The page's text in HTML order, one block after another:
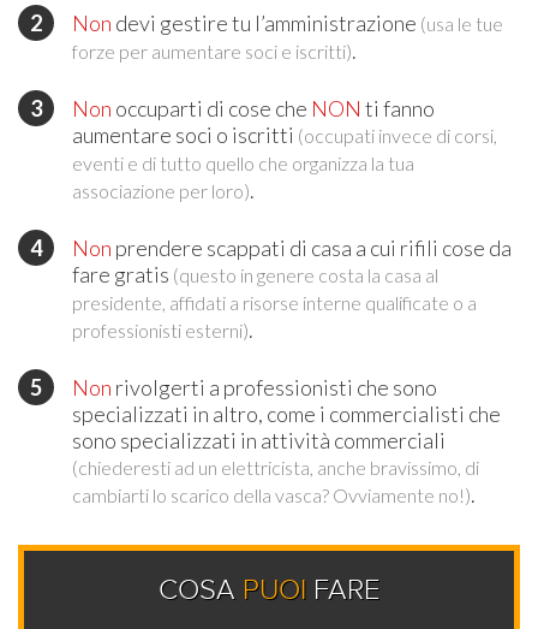
Non devi gestire tu l’amministrazione (usa le tue
forze per aumentare soci e iscritti).
Non occuparti di cose che NON ti fanno
aumentare soci o iscritti (occupati invece di corsi,
eventi e di tutto quello che organizza la tua
associazione per loro).
Non prendere scappati di casa a cui rifili cose da
fare gratis (questo in genere costa la casa al
presidente, affidati a risorse interne qualificate o a
professionisti esterni).
Non rivolgerti a professionisti che sono
specializzati in altro, come i commercialisti che
sono specializzati in attività commerciali
(chiederesti ad un elettricista, anche bravissimo, di
cambiarti lo scarico della vasca? Ovviamente no!).
COSA PUOI FARE